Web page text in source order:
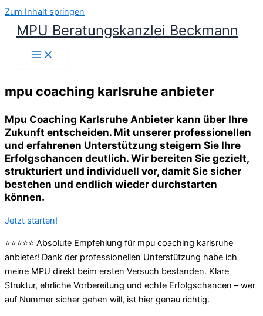
Zum Inhalt springen
MPU Beratungskanzlei Beckmann
mpu coaching karlsruhe anbieter
Mpu Coaching Karlsruhe Anbieter kann über Ihre
Zukunft entscheiden. Mit unserer professionellen
und erfahrenen Unterstützung steigern Sie Ihre
Erfolgschancen deutlich. Wir bereiten Sie gezielt,
strukturiert und individuell vor, damit Sie sicher
bestehen und endlich wieder durchstarten
können.
Jetzt starten!
⭐⭐⭐⭐⭐ Absolute Empfehlung für mpu coaching karlsruhe
anbieter! Dank der professionellen Unterstützung habe ich
meine MPU direkt beim ersten Versuch bestanden. Klare
Struktur, ehrliche Vorbereitung und echte Erfolgschancen – wer
auf Nummer sicher gehen will, ist hier genau richtig.